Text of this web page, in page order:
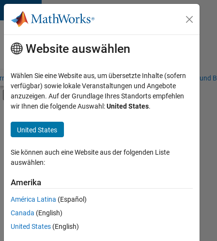
Weiter zum Inhalt
Karriere
bei
MathWorks
– Übersicht Stellensuche Niederlassungen Studierende und
Umschaltung für Off-Canvas-
Hauptinhalt
Information Technology
Commercial Sales
Inside Sales
Sales Operations
Human Resources
+4
Derzeit
es
keine
offenen
Stellen,
Website auswählen
Wählen Sie eine Website aus, um übersetzte Inhalte (sofern
verfügbar) sowie lokale Veranstaltungen und Angebote
anzuzeigen. Auf der Grundlage Ihres Standorts empfehlen
wir Ihnen die folgende Auswahl:United States.
United States
Sie können auch eine Website aus der folgenden Liste
auswählen:
Amerika
América Latina (Español)
Canada (English)
United States (English)